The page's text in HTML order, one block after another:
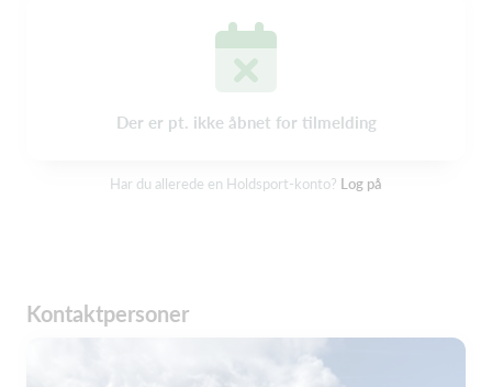
Der er pt. ikke åbnet for tilmelding
Har du allerede en Holdsport-konto? Log på
Kontaktpersoner